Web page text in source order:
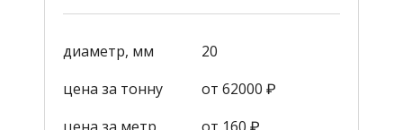
диаметр, мм
20
цена за тонну
от 62000 ₽